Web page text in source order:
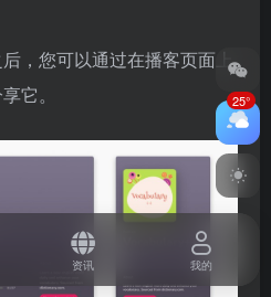
，您可以通过在播客页面上
它。
25°
资讯 我的